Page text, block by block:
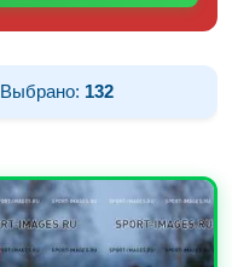
Выбрано: 132